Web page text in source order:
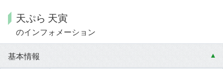
天ぷら 天寅
のインフォメーション
基本情報